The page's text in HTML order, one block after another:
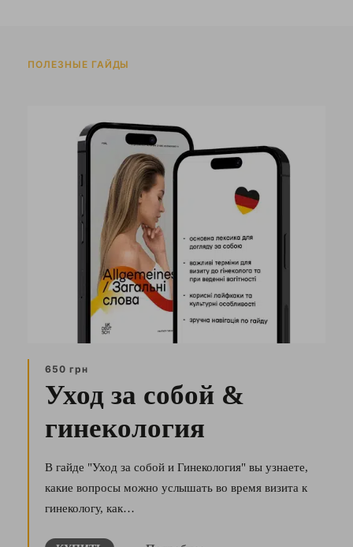
ПОЛЕЗНЫЕ ГАЙДЫ
650 грн
Уход за собой &
гинекология
В гайде "Уход за собой и Гинекология" вы узнаете,
какие вопросы можно услышать во время визита к
гинекологу, как…